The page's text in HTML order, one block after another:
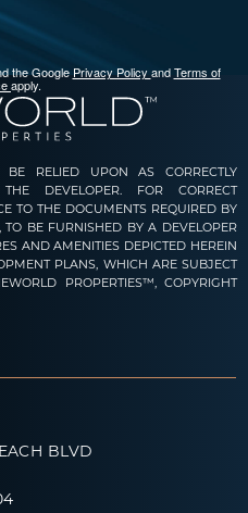
the Google Privacy PolicyandTerms of
apply.
BE RELIED UPON AS CORRECTLY
DEVELOPER. FOR CORRECT
TO THE DOCUMENTS REQUIRED BY
TO BE FURNISHED BY A DEVELOPER
AND AMENITIES DEPICTED HEREIN
PLANS, WHICH ARE SUBJECT
PROPERTIES™, COPYRIGHT
BLVD